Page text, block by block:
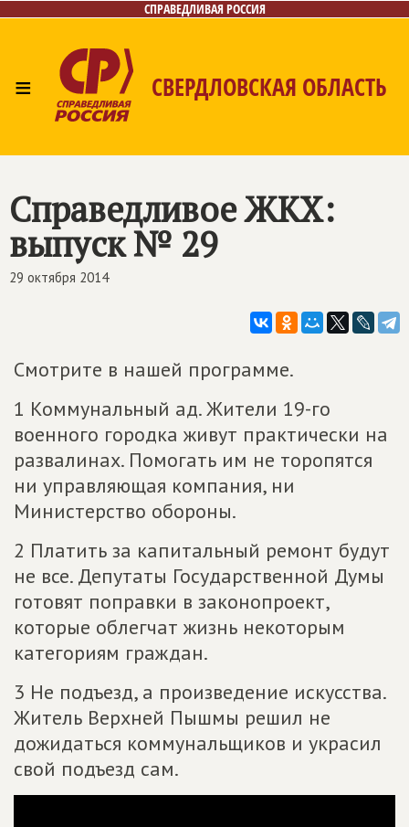
СПРАВЕДЛИВАЯ РОССИЯ
≡ СВЕРДЛОВСКАЯ ОБЛАСТЬ
Поиск
Справедливое ЖКХ:
выпуск № 29
29 октября 2014
Смотрите в нашей программе.
1 Коммунальный ад. Жители 19-го
военного городка живут практически на
развалинах. Помогать им не торопятся
ни управляющая компания, ни
Министерство обороны.
2 Платить за капитальный ремонт будут
не все. Депутаты Государственной Думы
готовят поправки в законопроект,
которые облегчат жизнь некоторым
категориям граждан.
3 Не подъезд, а произведение искусства.
Житель Верхней Пышмы решил не
дожидаться коммунальщиков и украсил
свой подъезд сам.